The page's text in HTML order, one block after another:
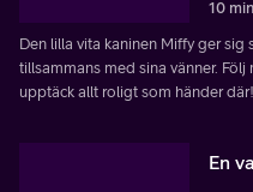
10 min
Den lilla vita kaninen Miffy ger sig
tillsammans med sina vänner.
upptäck allt roligt som händer där!
En